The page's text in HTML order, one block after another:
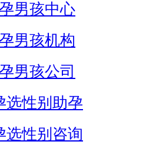
男孩中心
男孩机构
男孩公司
选性别助孕
选性别咨询